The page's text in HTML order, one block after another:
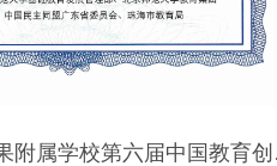
北京